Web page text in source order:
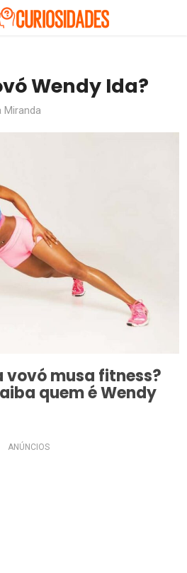
Wendy Ida?
Miranda
vovó musa fitness?
quem é Wendy
ANÚNCIOS